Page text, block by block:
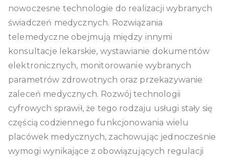
nowoczesne technologie do realizacji wybranych
świadczeń medycznych. Rozwiązania
telemedyczne obejmują między innymi
konsultacje lekarskie, wystawianie dokumentów
elektronicznych, monitorowanie wybranych
parametrów zdrowotnych oraz przekazywanie
zaleceń medycznych. Rozwój technologii
cyfrowych sprawił, że tego rodzaju usługi stały się
częścią codziennego funkcjonowania wielu
placówek medycznych, zachowując jednocześnie
wymogi wynikające z obowiązujących regulacji